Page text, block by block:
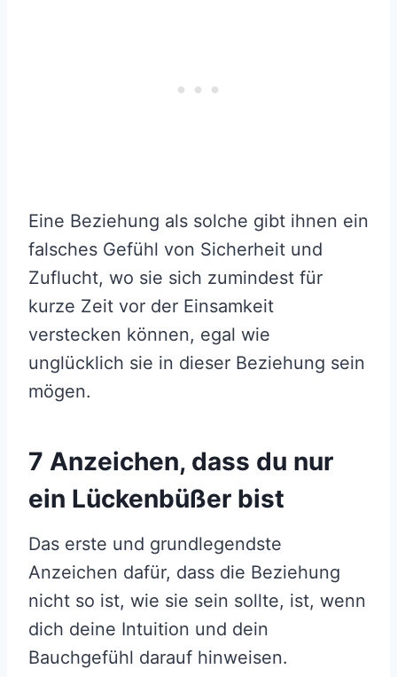
Eine Beziehung als solche gibt ihnen ein
falsches Gefühl von Sicherheit und
Zuflucht, wo sie sich zumindest für
kurze Zeit vor der Einsamkeit
verstecken können, egal wie
unglücklich sie in dieser Beziehung sein
mögen.
7 Anzeichen, dass du nur
ein Lückenbüßer bist
Das erste und grundlegendste
Anzeichen dafür, dass die Beziehung
nicht so ist, wie sie sein sollte, ist, wenn
dich deine Intuition und dein
Bauchgefühl darauf hinweisen.